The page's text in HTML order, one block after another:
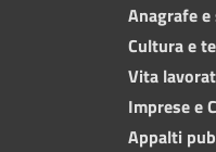
Anagrafe
Cultura e
Vita
Imprese e
Appalti